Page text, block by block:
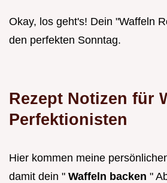
Okay, los geht's! Dein "Waffeln
den perfekten Sonntag.
Rezept Notizen für
Perfektionisten
Hier kommen meine
damit dein " Waffeln backen "